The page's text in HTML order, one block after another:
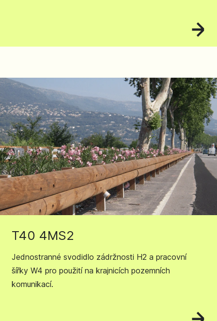
T40 4MS2
Jednostranné svodidlo zádržnosti H2 a pracovní
šířky W4 pro použití na krajnicích pozemních
komunikací.